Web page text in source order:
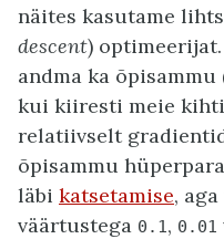
näites kasutame
descent)
andma ka õpisammu
kui kiiresti meie
relatiivselt
õpisammu
läbi katsetamise,
väärtustega 0.1 , 0.01